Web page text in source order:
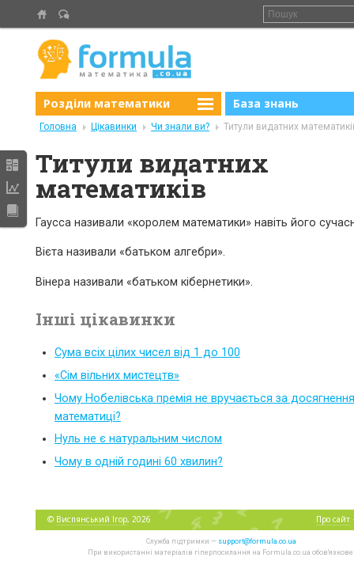
Розділи математики База знань
Головна Цікавинки Чи знали ви? Титули видатних
Титули видатних
математиків
Гаусса називали «королем математики» навіть його
Вієта називали «батьком алгебри».
Вінера називали «батьком кібернетики».
Інші цікавинки
Сума всіх цілих чисел від 1 до 100
«Сім вільних мистецтв»
Чому Нобелівська премія не вручається за
математиці?
Нуль не є натуральним числом
Чому в одній годині 60 хвилин?
© Виспянський Ігор, 2026 Про сайт
Служба підтримки — support@formula.co.ua
При використанні матеріалів гіперпосилання на Formula.co.ua обов'язкове.